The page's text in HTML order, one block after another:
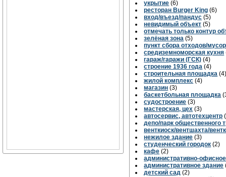
укрытие (6)
ресторан Burger King (6)
вход/въезд/пандус (5)
невидимый объект (5)
отмечать только контур
зелёная зона (5)
пункт сбора отходов/
средиземноморская кухня
гараж/гаражи (ГСК) (4)
строение 1936 года (4)
строительная площадка
жилой комплекс (4)
магазин (3)
баскетбольная площадка
судостроение (3)
мастерская, цех (3)
автосервис, автотехцентр
депо/парк общественного
венткиоск/вентшахта/
нежилое здание (3)
студенческий городок (2)
кафе (2)
административно-
административное здание
детский сад (2)